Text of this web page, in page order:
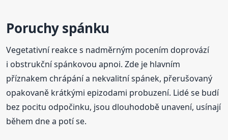
Poruchy spánku
Vegetativní reakce s nadměrným pocením doprovází
i obstrukční spánkovou apnoi. Zde je hlavním
příznakem chrápání a nekvalitní spánek, přerušovaný
opakovaně krátkými epizodami probuzení. Lidé se budí
bez pocitu odpočinku, jsou dlouhodobě unavení, usínají
během dne a potí se.